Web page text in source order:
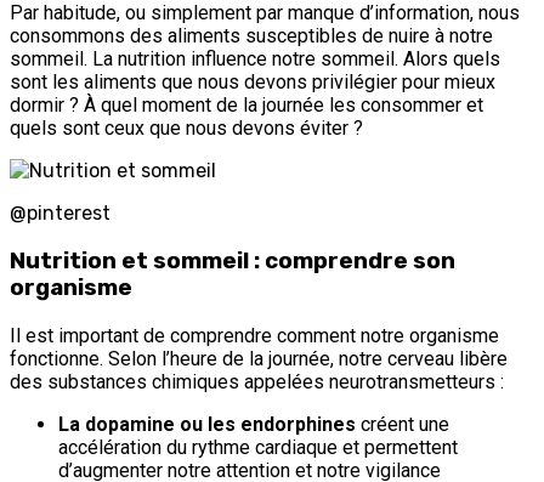
Par habitude, ou simplement par manque d’information, nous
consommons des aliments susceptibles de nuire à notre
sommeil. La nutrition influence notre sommeil. Alors quels
sont les aliments que nous devons privilégier pour mieux
dormir ? À quel moment de la journée les consommer et
quels sont ceux que nous devons éviter ?
@pinterest
Nutrition et sommeil : comprendre son
organisme
Il est important de comprendre comment notre organisme
fonctionne. Selon l’heure de la journée, notre cerveau libère
des substances chimiques appelées neurotransmetteurs :
La dopamine ou les endorphines créent une
accélération du rythme cardiaque et permettent
d’augmenter notre attention et notre vigilance